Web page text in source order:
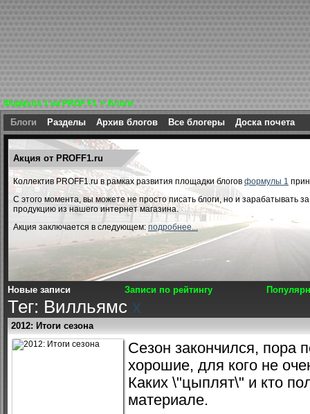
Формула 1 на PROF F1 » Блоги
Блоги Разделы Архив блогов Все блогеры Доска почета
Акция от PROFF1.ru
Коллектив PROFF1.ru в рамках развития площадки блогов формулы 1
С этого момента, вы можете не просто писать блоги, но и зарабатывать
продукцию из нашего интернет магазина.
Акция заключается в следующем: подробнее...
Новые записи Записи по рейтингу
Тег: Вилльямс x
2012: Итоги сезона
Сезон закончился, пора
хорошие, для кого не
Каких \"цыплят\" и кто
материале.